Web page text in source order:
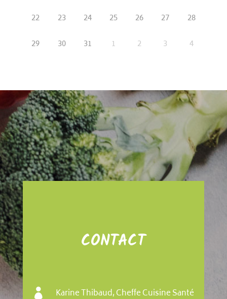
22
23 24 25 26 27
28
29
30 31 1 2 3 4
CONTACT

Karine Thibaud, Cheffe Cuisine Santé